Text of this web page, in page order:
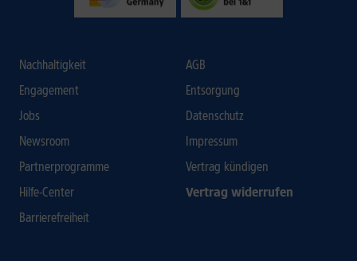
Nachhaltigkeit
Engagement
Jobs
Newsroom
Partnerprogramme
Hilfe-Center
Barrierefreiheit
AGB
Entsorgung
Datenschutz
Impressum
Vertrag kündigen
Vertrag widerrufen